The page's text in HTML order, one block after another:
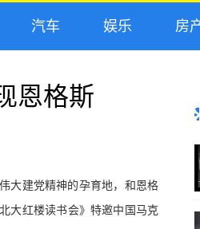
汽车 娱乐 房
恩格斯
大建党精神的孕育地，和恩格
大红楼读书会》特邀中国马克